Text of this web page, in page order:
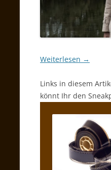
Weiterlesen →
Links in diesem
könnt Ihr den